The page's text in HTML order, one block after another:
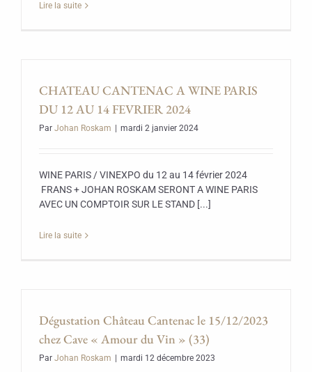
Lire la suite
CHATEAU CANTENAC A WINE PARIS
DU 12 AU 14 FEVRIER 2024
Par Johan Roskam mardi 2 janvier 2024
WINE PARIS / VINEXPO du 12 au 14 février 2024
FRANS + JOHAN ROSKAM SERONT A WINE PARIS
AVEC UN COMPTOIR SUR LE STAND [...]
Lire la suite
Dégustation Château Cantenac le 15/12/2023
chez Cave « Amour du Vin » (33)
Par Johan Roskam mardi 12 décembre 2023